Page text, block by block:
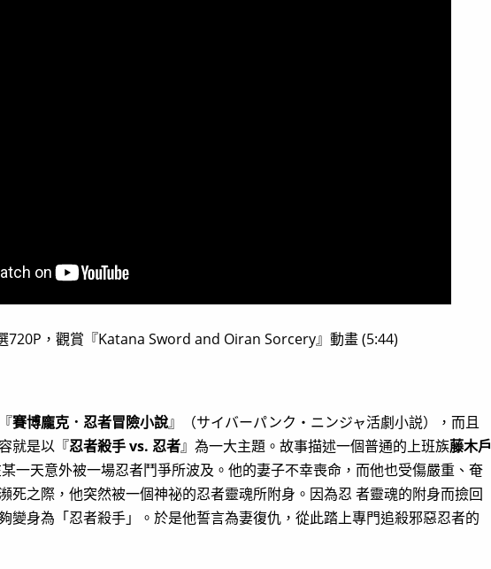
720P，觀賞『Katana Sword and Oiran Sorcery』動畫 (5:44)
賽博龐克．忍者冒險小說』（サイバーパンク・ニンジャ活劇小説），而且
就是以『忍者殺手 vs. 忍者』為一大主題。故事描述一個普通的上班族藤木戶
某一天意外被一場忍者鬥爭所波及。他的妻子不幸喪命，而他也受傷嚴重、奄
死之際，他突然被一個神祕的忍者靈魂所附身。因為忍 者靈魂的附身而撿回
變身為「忍者殺手」。於是他誓言為妻復仇，從此踏上專門追殺邪惡忍者的